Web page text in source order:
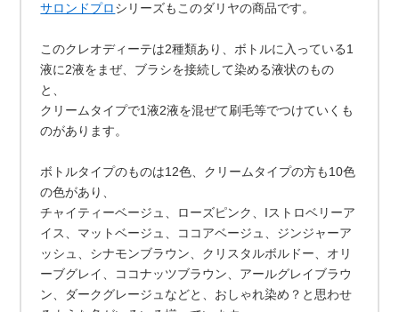
サロンドプロシリーズもこのダリヤの商品です。
このクレオディーテは2種類あり、ボトルに入っている1
液に2液をまぜ、ブラシを接続して染める液状のもの
と、
クリームタイプで1液2液を混ぜて刷毛等でつけていくも
のがあります。
ボトルタイプのものは12色、クリームタイプの方も10色
の色があり、
チャイティーベージュ、ローズピンク、Iストロベリーア
イス、マットベージュ、ココアベージュ、ジンジャーア
ッシュ、シナモンブラウン、クリスタルボルドー、オリ
ーブグレイ、ココナッツブラウン、アールグレイブラウ
ン、ダークグレージュなどと、おしゃれ染め？と思わせ